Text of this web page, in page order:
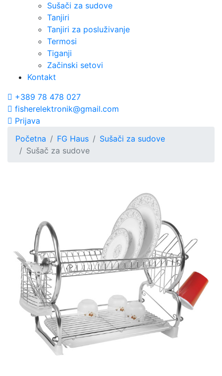
Sušači za sudove
Tanjiri
Tanjiri za posluživanje
Termosi
Tiganji
Začinski setovi
Kontakt
+389 78 478 027
fisherelektronik@gmail.com
Prijava
Početna
FG Haus
Sušači za sudove
Sušač za sudove